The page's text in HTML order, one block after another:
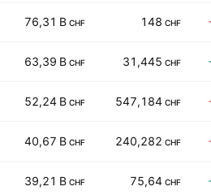
76,31 B CHF 148 CHF
63,39 B CHF 31,445 CHF
52,24 B CHF 547,184 CHF
40,67 B CHF 240,282 CHF
39,21 B CHF 75,64 CHF